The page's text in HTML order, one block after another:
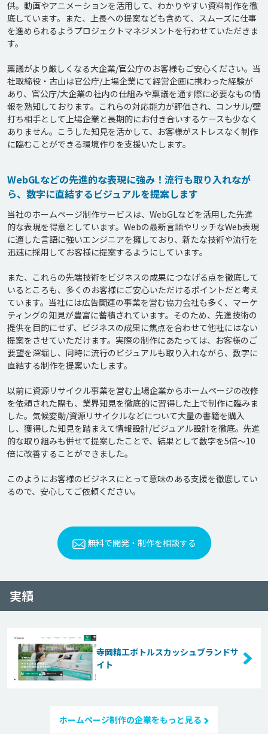
供。動画やアニメーションを活用して、わかりやすい資料制作を徹
底しています。また、上長への提案なども含めて、スムーズに仕事
を進められるようプロジェクトマネジメントを行わせていただきま
す。
稟議がより厳しくなる大企業/官公庁のお客様もご安心ください。当
社取締役・古山は官公庁/上場企業にて経営企画に携わった経験が
あり、官公庁/大企業の社内の仕組みや稟議を通す際に必要なもの情
報を熟知しております。これらの対応能力が評価され、コンサル/壁
打ち相手として上場企業と長期的にお付き合いするケースも少なく
ありません。こうした知見を活かして、お客様がストレスなく制作
WebGLなどの先進的な表現に強み！流行も取り入れなが
ら、数字に直結するビジュアルを提案します
当社のホームページ制作サービスは、WebGLなどを活用した先進
的な表現を得意としています。Webの最新言語やリッチなWeb表現
に適した言語に強いエンジニアを擁しており、新たな技術や流行を
迅速に採用してお客様に提案するようにしています。
また、これらの先端技術をビジネスの成果につなげる点を徹底して
いるところも、多くのお客様にご安心いただけるポイントだと考え
ています。当社には広告関連の事業を営む協力会社も多く、マーケ
ティングの知見が豊富に蓄積されています。そのため、先進技術の
提供を目的にせず、ビジネスの成果に焦点を合わせて他社にはない
提案をさせていただけます。実際の制作にあたっては、お客様のご
要望を深堀し、同時に流行のビジュアルも取り入れながら、数字に
直結する制作を提案いたします。
以前に資源リサイクル事業を営む上場企業からホームページの改修
を依頼された際も、業界知見を徹底的に習得した上で制作に臨みま
した。気候変動/資源リサイクルなどについて大量の書籍を購入
し、獲得した知見を踏まえて情報設計/ビジュアル設計を徹底。先進
的な取り組みも併せて提案したことで、結果として数字を5倍～10
倍に改善することができました。
このようにお客様のビジネスにとって意味のある支援を徹底してい
無料で開発・制作を相談する
実績
寺岡精工ボトルスカッシュブランドサ
イト
ホームページ制作の企業をもっと見る